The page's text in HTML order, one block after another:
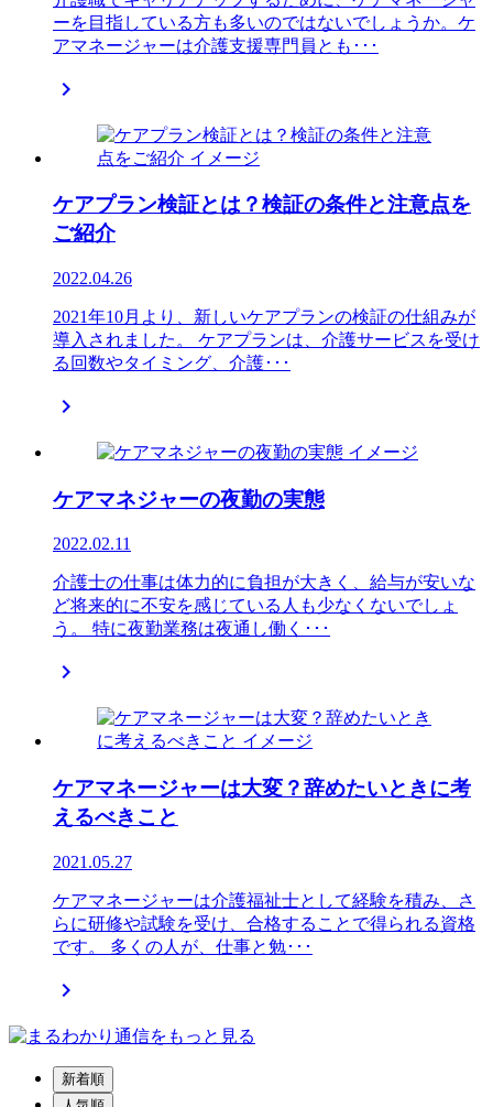
ーを目指している方も多いのではないでしょうか。ケ
アマネージャーは介護支援専門員とも･･･

ケアプラン検証とは？検証の条件と注意点を
ご紹介
2022.04.26
2021年10月より、新しいケアプランの検証の仕組みが
導入されました。 ケアプランは、介護サービスを受け
る回数やタイミング、介護･･･

ケアマネジャーの夜勤の実態
2022.02.11
介護士の仕事は体力的に負担が大きく、給与が安いな
ど将来的に不安を感じている人も少なくないでしょ
う。 特に夜勤業務は夜通し働く･･･

ケアマネージャーは大変？辞めたいときに考
えるべきこと
2021.05.27
ケアマネージャーは介護福祉士として経験を積み、さ
らに研修や試験を受け、合格することで得られる資格
です。 多くの人が、仕事と勉･･･

新着順